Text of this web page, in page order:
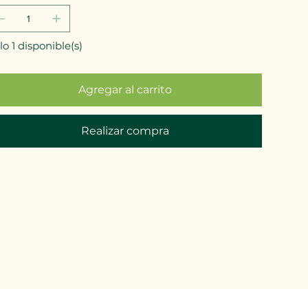
1 disponible(s)
Agregar al carrito
Realizar compra